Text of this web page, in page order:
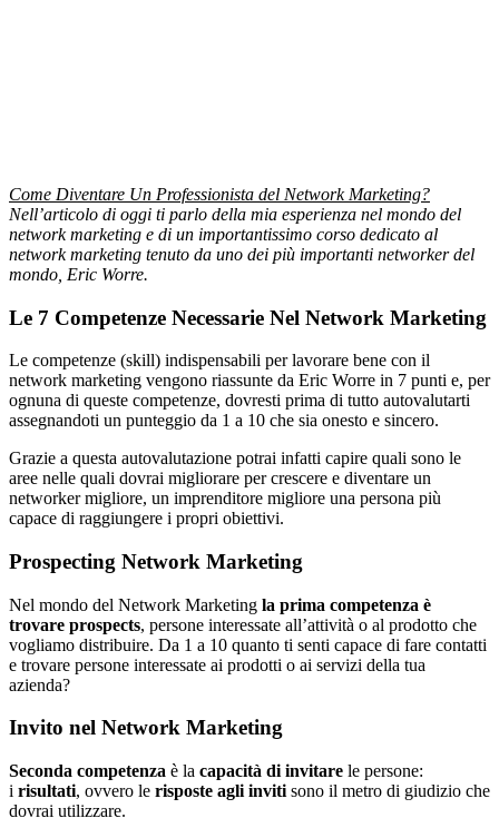
Come Diventare Un Professionista del Network Marketing?
Nell’articolo di oggi ti parlo della mia esperienza nel mondo del
network marketing e di un importantissimo corso dedicato al
network marketing tenuto da uno dei più importanti networker del
mondo, Eric Worre.
Le 7 Competenze Necessarie Nel Network Marketing
Le competenze (skill) indispensabili per lavorare bene con il
network marketing vengono riassunte da Eric Worre in 7 punti e, per
ognuna di queste competenze, dovresti prima di tutto autovalutarti
assegnandoti un punteggio da 1 a 10 che sia onesto e sincero.
Grazie a questa autovalutazione potrai infatti capire quali sono le
aree nelle quali dovrai migliorare per crescere e diventare un
networker migliore, un imprenditore migliore una persona più
capace di raggiungere i propri obiettivi.
Prospecting Network Marketing
Nel mondo del Network Marketing la prima competenza è
trovare prospects, persone interessate all’attività o al prodotto che
vogliamo distribuire. Da 1 a 10 quanto ti senti capace di fare contatti
e trovare persone interessate ai prodotti o ai servizi della tua
azienda?
Invito nel Network Marketing
Seconda competenza è la capacità di invitare le persone:
i risultati, ovvero le risposte agli inviti sono il metro di giudizio che
dovrai utilizzare.